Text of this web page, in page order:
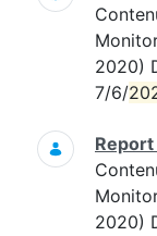
2020)
7/6/
2020)